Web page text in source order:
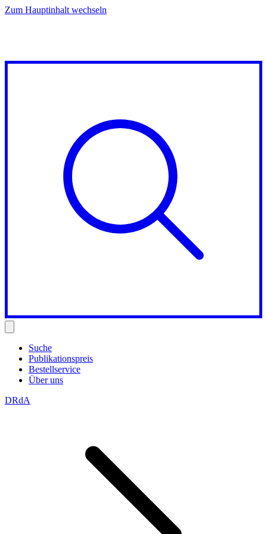
Zum Hauptinhalt wechseln
Suche
Publikationspreis
Bestellservice
Über uns
DRdA